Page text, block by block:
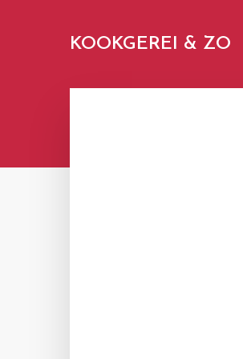
KOOKGEREI & ZO